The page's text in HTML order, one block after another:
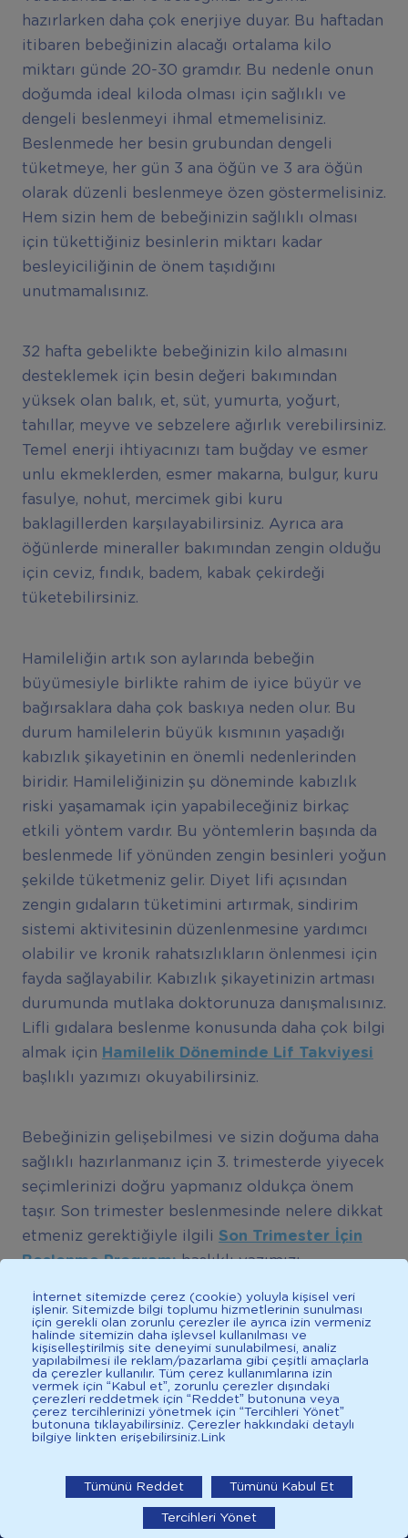
hazırlarken daha çok enerjiye duyar. Bu haftadan
itibaren bebeğinizin alacağı ortalama kilo
miktarı günde 20-30 gramdır. Bu nedenle onun
doğumda ideal kiloda olması için sağlıklı ve
dengeli beslenmeyi ihmal etmemelisiniz.
Beslenmede her besin grubundan dengeli
tüketmeye, her gün 3 ana öğün ve 3 ara öğün
olarak düzenli beslenmeye özen göstermelisiniz.
Hem sizin hem de bebeğinizin sağlıklı olması
için tükettiğiniz besinlerin miktarı kadar
besleyiciliğinin de önem taşıdığını
unutmamalısınız.
32 hafta gebelikte bebeğinizin kilo almasını
desteklemek için besin değeri bakımından
yüksek olan balık, et, süt, yumurta, yoğurt,
tahıllar, meyve ve sebzelere ağırlık verebilirsiniz.
Temel enerji ihtiyacınızı tam buğday ve esmer
unlu ekmeklerden, esmer makarna, bulgur, kuru
fasulye, nohut, mercimek gibi kuru
baklagillerden karşılayabilirsiniz. Ayrıca ara
öğünlerde mineraller bakımından zengin olduğu
için ceviz, fındık, badem, kabak çekirdeği
tüketebilirsiniz.
Hamileliğin artık son aylarında bebeğin
büyümesiyle birlikte rahim de iyice büyür ve
bağırsaklara daha çok baskıya neden olur. Bu
durum hamilelerin büyük kısmının yaşadığı
kabızlık şikayetinin en önemli nedenlerinden
biridir. Hamileliğinizin şu döneminde kabızlık
riski yaşamamak için yapabileceğiniz birkaç
etkili yöntem vardır. Bu yöntemlerin başında da
beslenmede lif yönünden zengin besinleri yoğun
şekilde tüketmeniz gelir. Diyet lifi açısından
zengin gıdaların tüketimini artırmak, sindirim
sistemi aktivitesinin düzenlenmesine yardımcı
olabilir ve kronik rahatsızlıkların önlenmesi için
fayda sağlayabilir. Kabızlık şikayetinizin artması
durumunda mutlaka doktorunuza danışmalısınız.
Lifli gıdalara beslenme konusunda daha çok bilgi
almak için Hamilelik Döneminde Lif Takviyesi
başlıklı yazımızı okuyabilirsiniz.
Bebeğinizin gelişebilmesi ve sizin doğuma daha
sağlıklı hazırlanmanız için 3. trimesterde yiyecek
seçimlerinizi doğru yapmanız oldukça önem
taşır. Son trimester beslenmesinde nelere dikkat
etmeniz gerektiğiyle ilgili Son Trimester çin
Beslenme Programıbaşlıklı yazımızı
Not: Bilgi niteliğindedir, daha detaylı bilgi için
doktorunuza danışınız.
Hamileliğinizin bir sonraki haftası hakkında bilgi
okuyabilirsiniz.
İlkadımlarım'ı uygulamada
aç
İnternet sitemizde çerez (cookie) yoluyla kişisel veri
işlenir. Sitemizde bilgi toplumu hizmetlerinin sunulması
için gerekli olan zorunlu çerezler ile ayrıca izin vermeniz
halinde sitemizin daha işlevsel kullanılması ve
kişiselleştirilmiş site deneyimi sunulabilmesi, analiz
yapılabilmesi ile reklam/pazarlama gibi çeşitli amaçlarla
da çerezler kullanılır. Tüm çerez kullanımlarına izin
vermek için “Kabul et”, zorunlu çerezler dışındaki
çerezleri reddetmek için “Reddet” butonuna veya
çerez tercihlerinizi yönetmek için “Tercihleri Yönet”
butonuna tıklayabilirsiniz. Çerezler hakkındaki detaylı
bilgiye linkten erişebilirsiniz. Link
Tümünü Reddet Tümünü Kabul Et
Tercihleri Yönet